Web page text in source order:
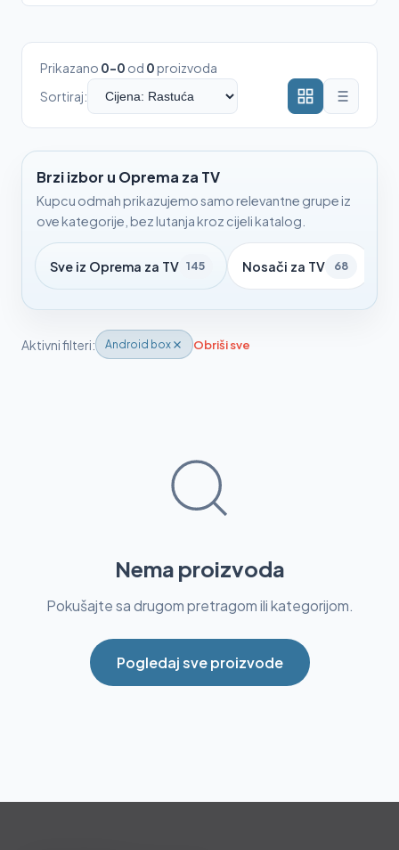
Prikazano 0-0 od 0proizvoda
Sortiraj:
Brzi izbor u Oprema za TV
Kupcu odmah prikazujemo samo relevantne grupe iz
ove kategorije, bez lutanja kroz cijeli katalog.
Sve iz Oprema za TV 145 Nosači za TV 68
Aktivni filteri: Android box Obriši sve
Nema proizvoda
Pokušajte sa drugom pretragom ili kategorijom.
Pogledaj sve proizvode